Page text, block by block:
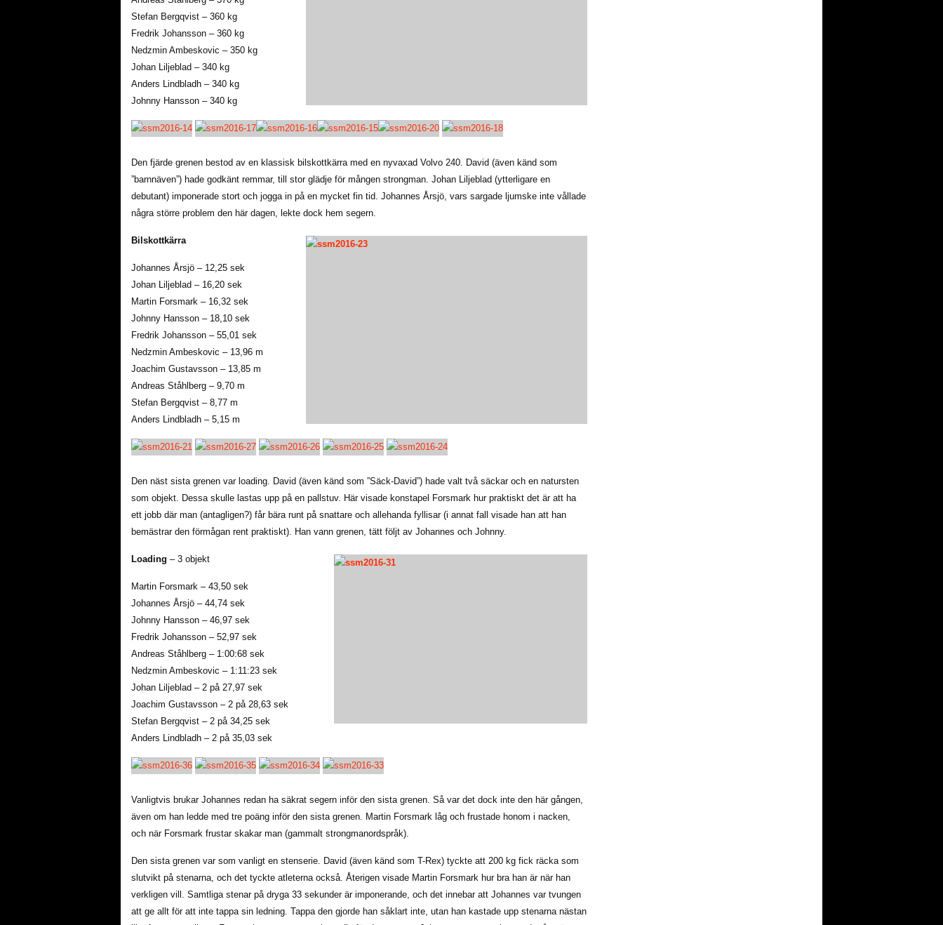
Stefan Bergqvist – 360 kg
Fredrik Johansson – 360 kg
Nedzmin Ambeskovic – 350 kg
Johan Liljeblad – 340 kg
Anders Lindbladh – 340 kg
Johnny Hansson – 340 kg
Den fjärde grenen bestod av en klassisk bilskottkärra med en nyvaxad Volvo 240. David (även känd som
”barnnäven”) hade godkänt remmar, till stor glädje för mången strongman. Johan Liljeblad (ytterligare en
debutant) imponerade stort och jogga in på en mycket fin tid. Johannes Årsjö, vars sargade ljumske inte vållade
några större problem den här dagen, lekte dock hem segern.
Bilskottkärra
Johannes Årsjö – 12,25 sek
Johan Liljeblad – 16,20 sek
Martin Forsmark – 16,32 sek
Johnny Hansson – 18,10 sek
Fredrik Johansson – 55,01 sek
Nedzmin Ambeskovic – 13,96 m
Joachim Gustavsson – 13,85 m
Andreas Ståhlberg – 9,70 m
Stefan Bergqvist – 8,77 m
Anders Lindbladh – 5,15 m
Den näst sista grenen var loading. David (även känd som ”Säck-David”) hade valt två säckar och en natursten
som objekt. Dessa skulle lastas upp på en pallstuv. Här visade konstapel Forsmark hur praktiskt det är att ha
ett jobb där man (antagligen?) får bära runt på snattare och allehanda fyllisar (i annat fall visade han att han
bemästrar den förmågan rent praktiskt). Han vann grenen, tätt följt av Johannes och Johnny.
Loading – 3 objekt
Martin Forsmark – 43,50 sek
Johannes Årsjö – 44,74 sek
Johnny Hansson – 46,97 sek
Fredrik Johansson – 52,97 sek
Andreas Ståhlberg – 1:00:68 sek
Nedzmin Ambeskovic – 1:11:23 sek
Johan Liljeblad – 2 på 27,97 sek
Joachim Gustavsson – 2 på 28,63 sek
Stefan Bergqvist – 2 på 34,25 sek
Anders Lindbladh – 2 på 35,03 sek
Vanligtvis brukar Johannes redan ha säkrat segern inför den sista grenen. Så var det dock inte den här gången,
även om han ledde med tre poäng inför den sista grenen. Martin Forsmark låg och frustade honom i nacken,
och när Forsmark frustar skakar man (gammalt strongmanordspråk).
Den sista grenen var som vanligt en stenserie. David (även känd som T-Rex) tyckte att 200 kg fick räcka som
slutvikt på stenarna, och det tyckte atleterna också. Återigen visade Martin Forsmark hur bra han är när han
verkligen vill. Samtliga stenar på dryga 33 sekunder är imponerande, och det innebar att Johannes var tvungen
att ge allt för att inte tappa sin ledning. Tappa den gjorde han såklart inte, utan han kastade upp stenarna nästan